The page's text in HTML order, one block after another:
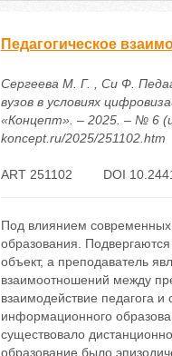
Педагогическое
Сергеева М. Г. , Си Ф.
вузов в условиях
«Концепт». – 2025. – № 6
koncept.ru/2025/251102.htm
ART 251102 DOI
Под влиянием
образования.
объект, а преподаватель
взаимоотношений между
взаимодействие педагога
информационного
существовало
образование было